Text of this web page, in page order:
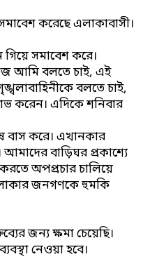
করেছে এলাকাবাসী।
সমাবেশ করে।
আমি বলতে চাই, এই
বলতে চাই,
করেন। এদিকে শনিবার
বাস করে। এখানকার
বাড়িঘর প্রকাশ্যে
অপপ্রচার চালিয়ে
জনগণকে হুমকি
জন্য ক্ষমা চেয়েছি।
নেওয়া হবে।